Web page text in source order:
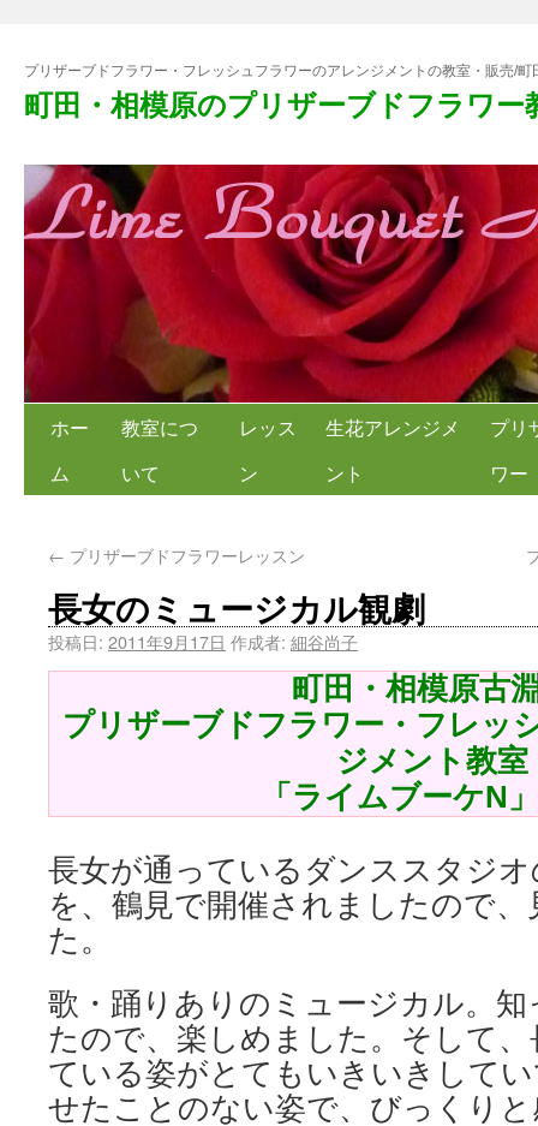
プリザーブドフラワー・フレッシュフラワーのアレンジメントの教室・販売/町
町田・相模原のプリザーブドフラワ
ホー
ム
教室につ
いて
レッス
ン
生花アレンジメ
ント
プリ
ワー
← プリザーブドフラワーレッスン
長女のミュージカル観劇
投稿日: 2011年9月17日 作成者: 細谷尚子
町田・相模原古
プリザーブドフラワー・フレッ
ジメント教室
「ライムブーケN
長女が通っているダンススタジ
を、鶴見で開催されましたので
た。
歌・踊りありのミュージカル。
たので、楽しめました。そして
ている姿がとてもいきいきして
せたことのない姿で、びっくり